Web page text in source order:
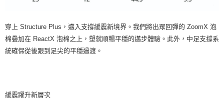
穿上 Structure Plus，邁入支撐緩震新境界。我們將出眾回彈的 ZoomX 泡
棉疊加在 ReactX 泡棉之上，塑就順暢平穩的邁步體驗。此外，中足支撐系
統確保從後跟到足尖的平穩過渡。
緩震躍升新層次